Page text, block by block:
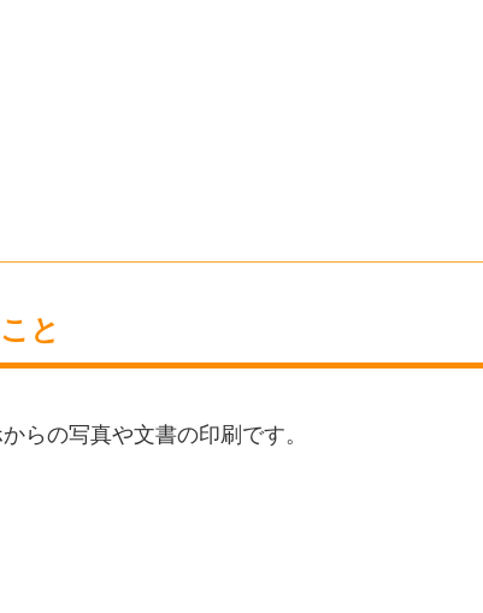
と
らの写真や文書の印刷です。